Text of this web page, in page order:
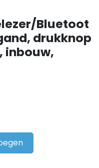
Bluetoot
drukknop
inbouw,